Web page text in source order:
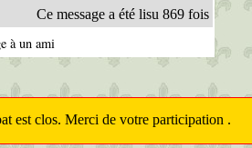
Ce message a été lisu 869 fois
à un ami
est clos. Merci de votre participation .